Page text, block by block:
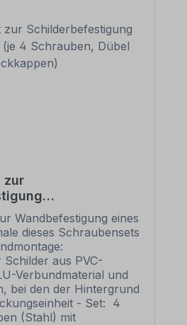
zur
(je 4 Schrauben,
Abdeckkappen)
Wandbefestigung eines
dieses Schraubensets
aus PVC-
Verbundmaterial und
bei den der Hintergrund
- Set: 4
(Stahl) mit